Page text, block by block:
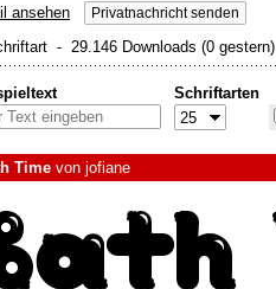
ansehen Privatnachricht senden
- 29.146 Downloads (0 gestern)
Schriftarten
Time von jofiane